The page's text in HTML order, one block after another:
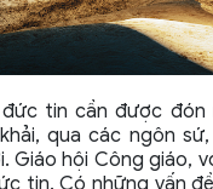
tin cần được
qua các ngôn
Giáo hội Công giáo,